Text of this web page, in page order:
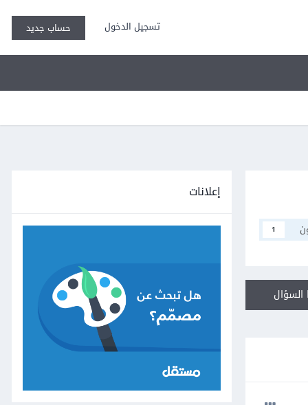
تسجيل الدخول حساب جديد
1
إعلانات